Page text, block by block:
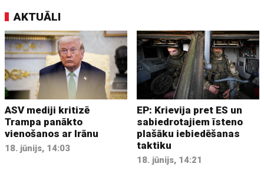
AKTUĀLI
ASV mediji kritizē
Trampa panākto
vienošanos ar Irānu
18. jūnijs, 14:03
EP: Krievija pret ES un
sabiedrotajiem īsteno
plašāku iebiedēšanas
taktiku
18. jūnijs, 14:21